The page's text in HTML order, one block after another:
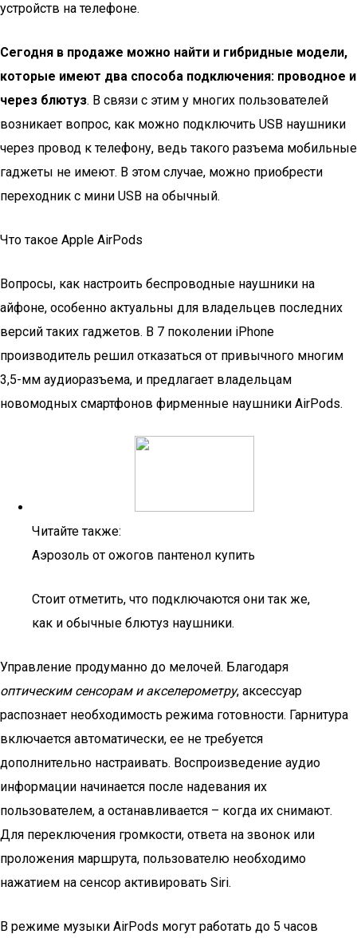
устройств на телефоне.
Сегодня в продаже можно найти и гибридные модели,
которые имеют два способа подключения: проводное и
через блютуз. В связи с этим у многих пользователей
возникает вопрос, как можно подключить USB наушники
через провод к телефону, ведь такого разъема мобильные
гаджеты не имеют. В этом случае, можно приобрести
переходник с мини USB на обычный.
Что такое Apple AirPods
Вопросы, как настроить беспроводные наушники на
айфоне, особенно актуальны для владельцев последних
версий таких гаджетов. В 7 поколении iPhone
производитель решил отказаться от привычного многим
3,5-мм аудиоразъема, и предлагает владельцам
новомодных смартфонов фирменные наушники AirPods.
Читайте также:
Аэрозоль от ожогов пантенол купить
Стоит отметить, что подключаются они так же,
как и обычные блютуз наушники.
Управление продуманно до мелочей. Благодаря
оптическим сенсорам и акселерометру, аксессуар
распознает необходимость режима готовности. Гарнитура
включается автоматически, ее не требуется
дополнительно настраивать. Воспроизведение аудио
информации начинается после надевания их
пользователем, а останавливается – когда их снимают.
Для переключения громкости, ответа на звонок или
проложения маршрута, пользователю необходимо
нажатием на сенсор активировать Siri.
В режиме музыки AirPods могут работать до 5 часов